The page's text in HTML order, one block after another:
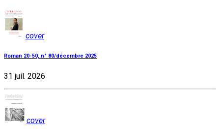
cover
Roman 20-50, n° 80/décembre 2025
31 juil. 2026
cover